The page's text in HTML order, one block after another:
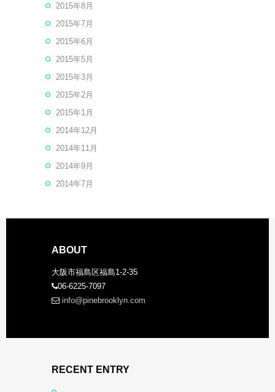
2015年8月
2015年7月
2015年6月
2015年5月
2015年3月
2015年2月
2015年1月
2014年12月
2014年11月
2014年9月
2014年7月
ABOUT
大阪市福島区福島1-2-35
06-6225-7097
info@pinebrooklyn.com
RECENT ENTRY